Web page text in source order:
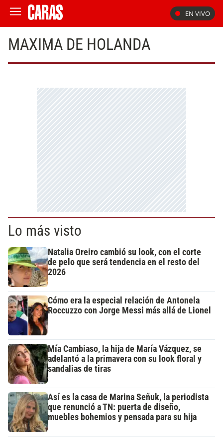
EN VIVO
MAXIMA DE HOLANDA
Lo más visto
Natalia Oreiro cambió su look, con el corte
de pelo que será tendencia en el resto del
2026
Cómo era la especial relación de Antonela
Roccuzzo con Jorge Messi más allá de Lionel
Mía Cambiaso, la hija de María Vázquez, se
adelantó a la primavera con su look floral y
sandalias de tiras
Así es la casa de Marina Señuk, la periodista
que renunció a TN: puerta de diseño,
muebles bohemios y pensada para su hija